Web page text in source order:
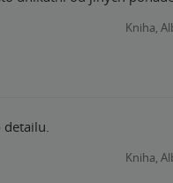
Kniha,
detailu.
Kniha,